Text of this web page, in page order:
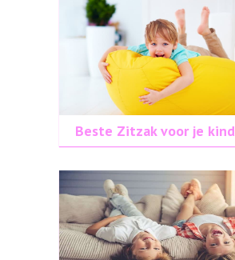
Beste Zitzak voor je kind